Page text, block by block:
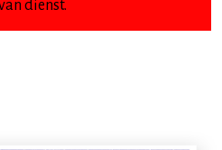
dienst.